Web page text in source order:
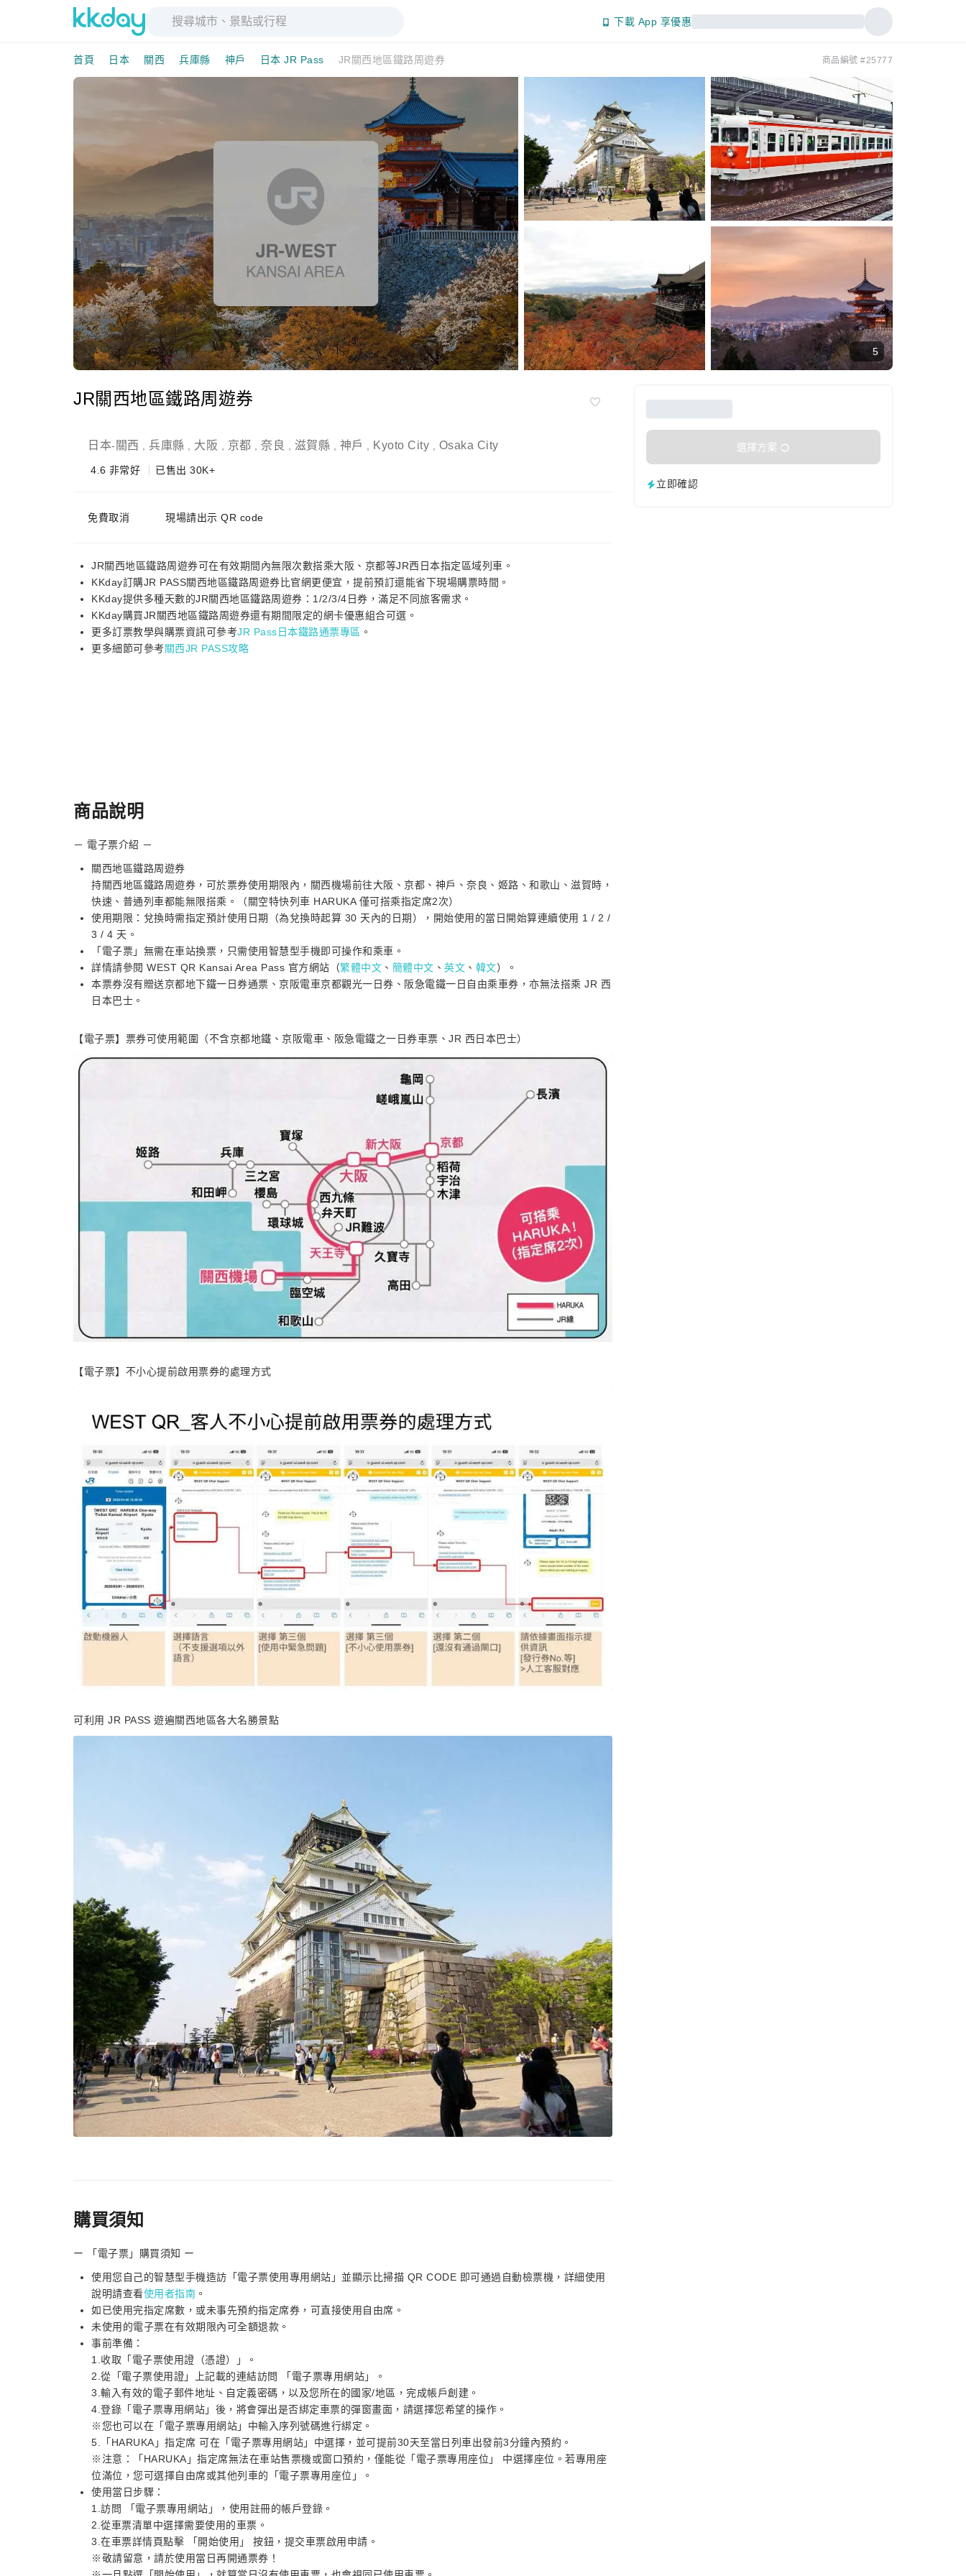
下載 App 享優惠
首頁 日本 關西 兵庫縣 神戶 日本 JR Pass JR關西地區鐵路周遊券 商品編號 #25777
5
JR關西地區鐵路周遊券
日本- 關西 兵庫縣 大阪 京都 奈良 滋賀縣 神戶 Kyoto City Osaka City
4.6 非常好 已售出 30K+
免費取消 現場請出示 QR code
JR關西地區鐵路周遊券可在有效期間內無限次數搭乘大阪、京都等JR西日本指定區域列車。
KKday訂購JR PASS關西地區鐵路周遊券比官網更便宜，提前預訂還能省下現場購票時間。
KKday提供多種天數的JR關西地區鐵路周遊券：1/2/3/4日券，滿足不同旅客需求。
KKday購買JR關西地區鐵路周遊券還有期間限定的網卡優惠組合可選。
更多訂票教學與購票資訊可參考JR Pass日本鐵路通票專區 。
更多細節可參考關西JR PASS攻略
選擇方案
立即確認
商品說明
－ 電子票介紹 －
關西地區鐵路周遊券
持關西地區鐵路周遊券，可於票券使用期限內，關西機場前往大阪、京都、神戶、奈良、姬路、和歌山、滋賀時，
快速、普通列車都能無限搭乘。（關空特快列車 HARUKA 僅可搭乘指定席2次）
使用期限：兌換時需指定預計使用日期（為兌換時起算 30 天內的日期），開始使用的當日開始算連續使用 1 / 2 /
3 / 4 天。
「電子票」無需在車站換票，只需使用智慧型手機即可操作和乘車。
詳情請參閱 WEST QR Kansai Area Pass 官方網站（繁體中文 、 簡體中文 、 英文 、 韓文）。
本票券沒有贈送京都地下鐵一日券通票、京阪電車京都觀光一日券、阪急電鐵一日自由乘車券，亦無法搭乘 JR 西
日本巴士。
【電子票】票券可使用範圍（不含京都地鐵、京阪電車、阪急電鐵之一日券車票、JR 西日本巴士）
【電子票】不小心提前啟用票券的處理方式
可利用 JR PASS 遊遍關西地區各大名勝景點
購買須知
ー 「電子票」購買須知 ー
使用您自己的智慧型手機造訪「電子票使用專用網站」並顯示比掃描 QR CODE 即可通過自動檢票機，詳細使用
說明請查看使用者指南 。
如已使用完指定席數，或未事先預約指定席券，可直接使用自由席。
未使用的電子票在有效期限內可全額退款。
事前準備：
1.收取「電子票使用證（憑證）」。
2.從「電子票使用證」上記載的連結訪問 「電子票專用網站」。
3.輸入有效的電子郵件地址、自定義密碼，以及您所在的國家/地區，完成帳戶創建。
4.登錄「電子票專用網站」後，將會彈出是否綁定車票的彈窗畫面，請選擇您希望的操作。
※您也可以在「電子票專用網站」中輸入序列號碼進行綁定。
5.「HARUKA」指定席 可在「電子票專用網站」中選擇，並可提前30天至當日列車出發前3分鐘內預約。
※注意：「HARUKA」指定席無法在車站售票機或窗口預約，僅能從「電子票專用座位」 中選擇座位。若專用座
位滿位，您可選擇自由席或其他列車的「電子票專用座位」。
使用當日步驟：
1.訪問 「電子票專用網站」，使用註冊的帳戶登錄。
2.從車票清單中選擇需要使用的車票。
3.在車票詳情頁點擊 「開始使用」 按鈕，提交車票啟用申請。
※敬請留意，請於使用當日再開通票券！